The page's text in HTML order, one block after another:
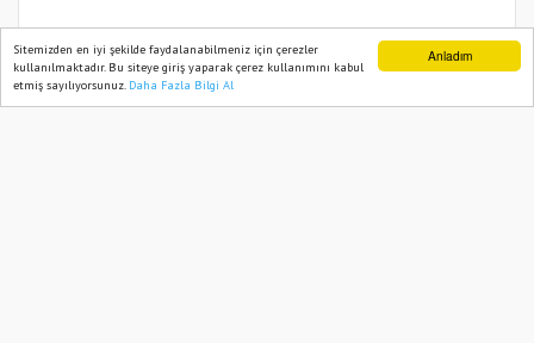
Anladım
Sitemizden en iyi şekilde faydalanabilmeniz için çerezler
kullanılmaktadır. Bu siteye giriş yaparak çerez kullanımını kabul
etmiş sayılıyorsunuz. Daha Fazla Bilgi Al
31 Mayıs, 2025, Cumartesi 11:59
Güncelleme:31 Mayıs, 2025, Cumartesi 11:59
Ana Sayfa Web TV